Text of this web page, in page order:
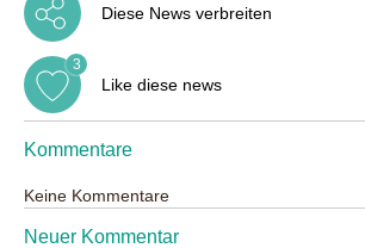
Diese News verbreiten
Like diese news
3
Kommentare
Keine Kommentare
Neuer Kommentar